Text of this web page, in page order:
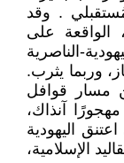
. وقد
على
الناصرية
وربما يثرب.
مسار قوافل
آنذاك،
اليهودية
الإسلامية،